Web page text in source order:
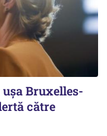
ușa Bruxelles-
către